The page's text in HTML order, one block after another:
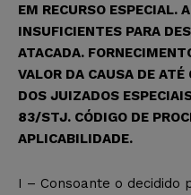
EM RECURSO ESPECIAL.
INSUFICIENTES PARA
ATACADA.
VALOR DA CAUSA DE
DOS JUIZADOS
83/STJ. CÓDIGO DE
APLICABILIDADE.
I – Consoante o decidido